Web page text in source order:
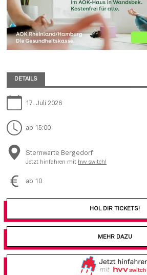
DETAILS
17. Juli 2026
ab 15:00
Sternwarte Bergedorf
Jetzt hinfahren mit hvv switch!
ab 10
HOL DIR TICKETS!
MEHR DAZU